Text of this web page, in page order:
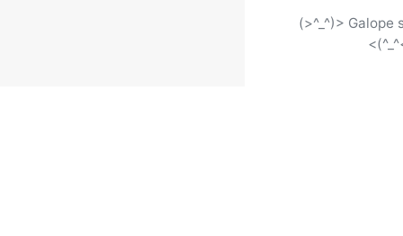
(>^_^)> Galope